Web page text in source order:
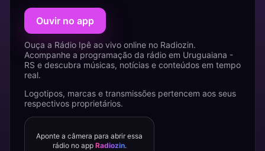
Ouvir no app
Ouça a Rádio Ipê ao vivo online no Radiozin.
Acompanhe a programação da rádio em Uruguaiana -
RS e descubra músicas, notícias e conteúdos em tempo
real.
Logotipos, marcas e transmissões pertencem aos seus
respectivos proprietários.
Aponte a câmera para abrir essa
rádio no app Radiozin.